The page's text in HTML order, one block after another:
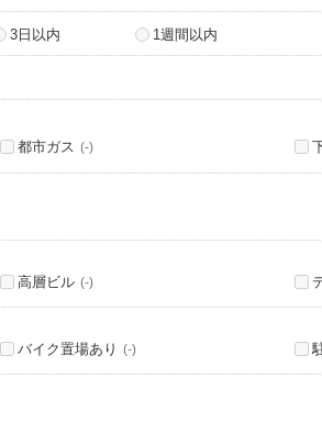
3日以内 1週間以内
都市ガス (-)
高層ビル (-)
バイク置場あり (-)